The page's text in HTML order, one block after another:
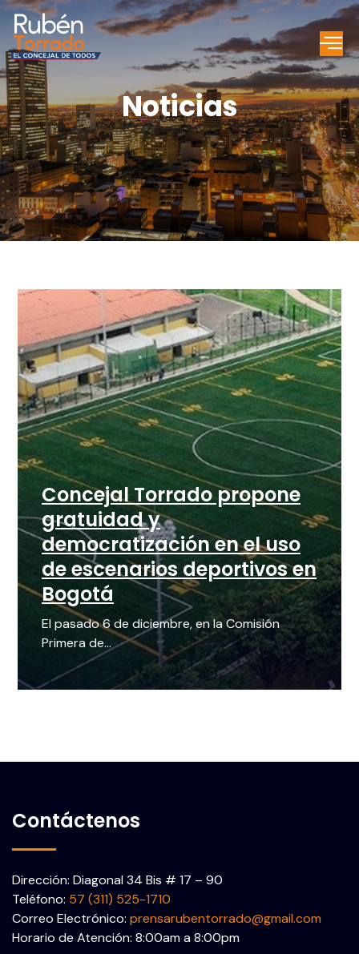
Noticias
Concejal Torrado propone
gratuidad y
democratización en el uso
de escenarios deportivos en
Bogotá
El pasado 6 de diciembre, en la Comisión
Primera de...
Contáctenos
Dirección: Diagonal 34 Bis # 17 – 90
Teléfono: 57 (311) 525-1710
Correo Electrónico: prensarubentorrado@gmail.com
Horario de Atención: 8:00am a 8:00pm